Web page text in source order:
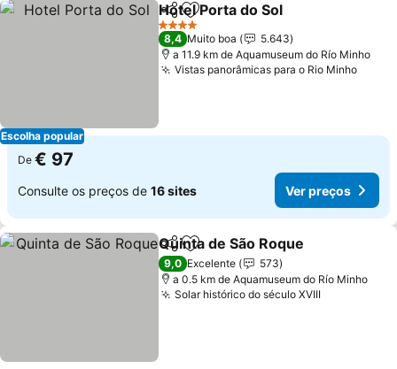
Escolha popular
PartilharAdicionar aos favoritos
Hotel Porta do Sol
4 Estrelas
8,4 Muito boa
5.643
a 11.9 km de Aquamuseum do Río Minho
Vistas panorâmicas para o Rio Minho
De € 97
Consulte os preços de 16 sites Ver preços
PartilharAdicionar aos favoritos
Quinta de São Roque
9,0 Excelente
573
a 0.5 km de Aquamuseum do Río Minho
Solar histórico do século XVIII